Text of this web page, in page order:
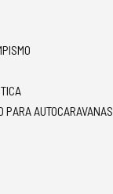
PARA AUTOCARAVANAS